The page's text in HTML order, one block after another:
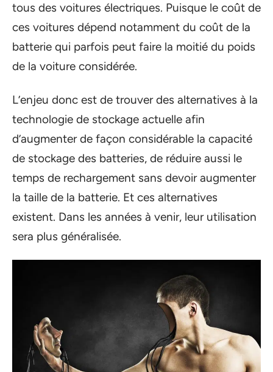
tous des voitures électriques. Puisque le coût de
ces voitures dépend notamment du coût de la
batterie qui parfois peut faire la moitié du poids
de la voiture considérée.
L’enjeu donc est de trouver des alternatives à la
technologie de stockage actuelle afin
d’augmenter de façon considérable la capacité
de stockage des batteries, de réduire aussi le
temps de rechargement sans devoir augmenter
la taille de la batterie. Et ces alternatives
existent. Dans les années à venir, leur utilisation
sera plus généralisée.